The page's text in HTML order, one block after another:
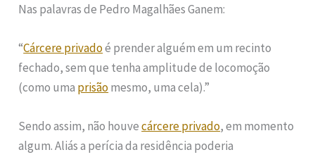
Nas palavras de Pedro Magalhães Ganem:
“Cárcere privadoé prender alguém em um recinto
fechado, sem que tenha amplitude de locomoção
(como uma prisãomesmo, uma cela).”
Sendo assim, não houvecárcere privado, em momento
algum. Aliás a perícia da residência poderia